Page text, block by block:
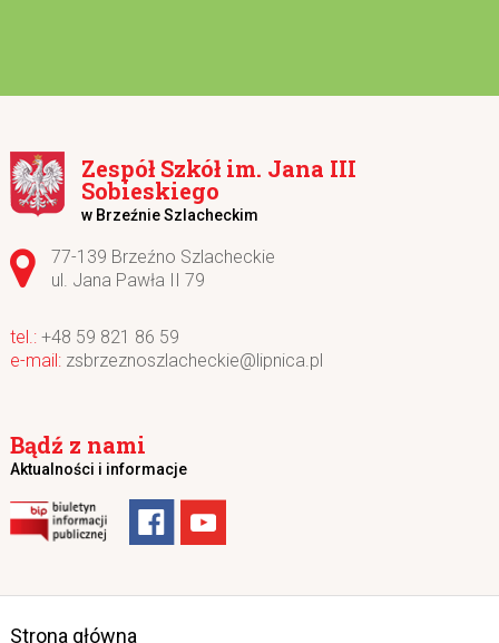
Zespół Szkół im. Jana III
Sobieskiego
w Brzeźnie Szlacheckim
Adres pocztowy:
77-139 Brzeźno Szlacheckie
ul. Jana Pawła II 79
+48 59 821 86 59
zsbrzeznoszlacheckie@lipnica.pl
Bądź z nami
Aktualności i informacje
Strona główna